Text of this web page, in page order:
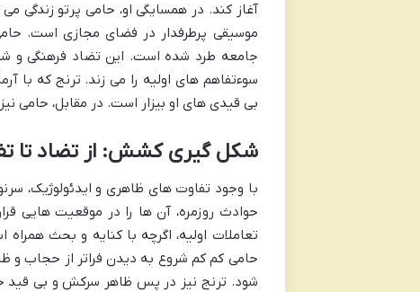
آغاز کند. در همسایگی او، حامی پرتو زندگی
موسیقی پرطرفدار در فضای مجازی است.
جامعه طرد شده است. این تضاد فرهنگی و
سوءتفاهم های اولیه را می زند. ترنج که با
بی قیدی های او بیزار است. در مقابل، حامی
شکل گیری کشش: از تضاد تا
با وجود تفاوت های ظاهری و ایدئولوژیک،
حوادث روزمره، آن ها را در موقعیت هایی
تعاملات اولیه، اگرچه با کنایه و بحث
حامی کم کم شروع به دیدن فراتر از حجاب
شود. ترنج نیز در پس ظاهر سرکش و بی قید